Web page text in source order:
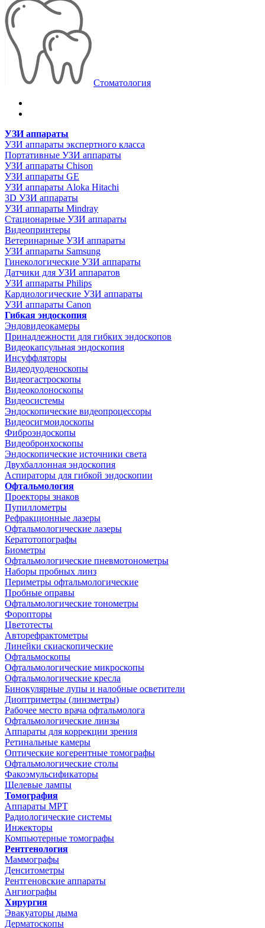
Стоматология
УЗИ аппараты
УЗИ аппараты экспертного класса
Портативные УЗИ аппараты
УЗИ аппараты Chison
УЗИ аппараты GE
УЗИ аппараты Aloka Hitachi
3D УЗИ аппараты
УЗИ аппараты Mindray
Стационарные УЗИ аппараты
Видеопринтеры
Ветеринарные УЗИ аппараты
УЗИ аппараты Samsung
Гинекологические УЗИ аппараты
Датчики для УЗИ аппаратов
УЗИ аппараты Philips
Кардиологические УЗИ аппараты
УЗИ аппараты Canon
Гибкая эндоскопия
Эндовидеокамеры
Принадлежности для гибких эндоскопов
Видеокапсульная эндоскопия
Инсуффляторы
Видеодуоденоскопы
Видеогастроскопы
Видеоколоноскопы
Видеосистемы
Эндоскопические видеопроцессоры
Видеосигмоидоскопы
Фиброэндоскопы
Видеобронхоскопы
Эндоскопические источники света
Двухбаллонная эндоскопия
Аспираторы для гибкой эндоскопии
Офтальмология
Проекторы знаков
Пупиллометры
Рефракционные лазеры
Офтальмологические лазеры
Кератотопографы
Биометры
Офтальмологические пневмотонометры
Наборы пробных линз
Периметры офтальмологические
Пробные оправы
Офтальмологические тонометры
Форопторы
Цветотесты
Авторефрактометры
Линейки скиаскопические
Офтальмоскопы
Офтальмологические микроскопы
Офтальмологические кресла
Бинокулярные лупы и налобные осветители
Диоптриметры (линзметры)
Рабочее место врача офтальмолога
Офтальмологические линзы
Аппараты для коррекции зрения
Ретинальные камеры
Оптические когерентные томографы
Офтальмологические столы
Факоэмульсификаторы
Щелевые лампы
Томография
Аппараты МРТ
Радиологические системы
Инжекторы
Компьютерные томографы
Рентгенология
Маммографы
Денситометры
Рентгеновские аппараты
Ангиографы
Хирургия
Эвакуаторы дыма
Дерматоскопы